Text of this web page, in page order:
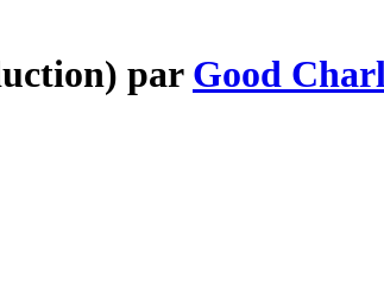
par Good